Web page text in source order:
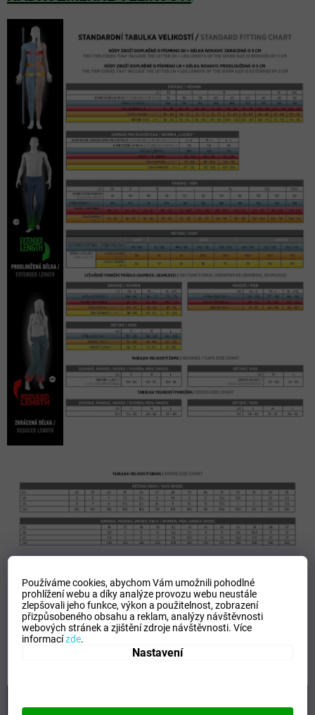
Používáme cookies, abychom Vám umožnili pohodlné
prohlížení webu a díky analýze provozu webu neustále
zlepšovali jeho funkce, výkon a použitelnost,zobrazení
přizpůsobeného obsahu a reklam, analýzy návštěvnosti
webových stránek a zjištění zdroje návštěvnosti.Více
informacízde.
Nastavení